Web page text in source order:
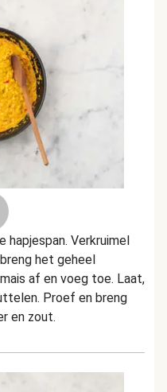
hapjespan. Verkruimel
het geheel
af en voeg toe. Laat,
Proef en breng
en zout.